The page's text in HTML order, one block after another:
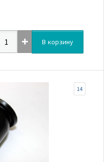
В корзину
14